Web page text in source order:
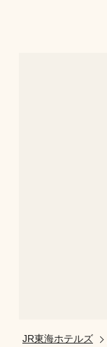
JR東海ホテルズ